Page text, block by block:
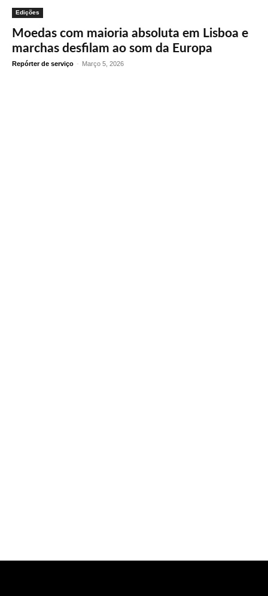
Edições
Moedas com maioria absoluta em Lisboa e
marchas desfilam ao som da Europa
Repórter de serviço - Março 5, 2026